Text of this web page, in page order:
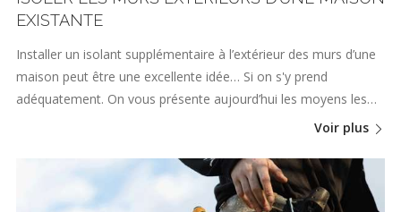
EXISTANTE
Installer un isolant supplémentaire à l’extérieur des murs d’une
maison peut être une excellente idée… Si on s'y prend
adéquatement. On vous présente aujourd’hui les moyens les…
Voir plus